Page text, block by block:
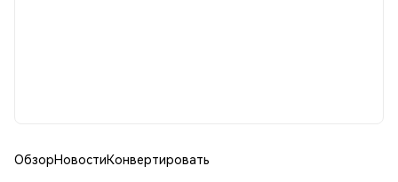
ОбзорНовостиКонвертировать